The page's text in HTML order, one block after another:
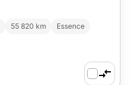
55 820 km
Essence